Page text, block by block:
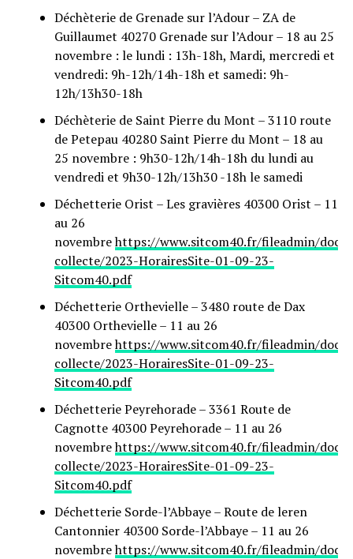
Déchèterie de Grenade sur l’Adour – ZA de
Guillaumet 40270 Grenade sur l’Adour – 18 au 25
novembre : le lundi : 13h-18h, Mardi, mercredi et
vendredi: 9h-12h/14h-18h et samedi: 9h-
12h/13h30-18h
Déchèterie de Saint Pierre du Mont – 3110 route
de Petepau 40280 Saint Pierre du Mont – 18 au
25 novembre : 9h30-12h/14h-18h du lundi au
vendredi et 9h30-12h/13h30 -18h le samedi
Déchetterie Orist – Les gravières 40300 Orist – 11
au 26
novembrehttps://www.sitcom40.fr/fileadmin/
collecte/2023-HorairesSite-01-09-23-
Sitcom40.pdf
Déchetterie Orthevielle – 3480 route de Dax
40300 Orthevielle – 11 au 26
novembrehttps://www.sitcom40.fr/fileadmin/
collecte/2023-HorairesSite-01-09-23-
Sitcom40.pdf
Déchetterie Peyrehorade – 3361 Route de
Cagnotte 40300 Peyrehorade – 11 au 26
novembrehttps://www.sitcom40.fr/fileadmin/
collecte/2023-HorairesSite-01-09-23-
Sitcom40.pdf
Déchetterie Sorde-l’Abbaye – Route de leren
Cantonnier 40300 Sorde-l’Abbaye – 11 au 26
novembrehttps://www.sitcom40.fr/fileadmin/